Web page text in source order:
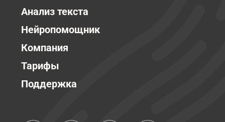
Анализ текста
Нейропомощник
Компания
Тарифы
Поддержка